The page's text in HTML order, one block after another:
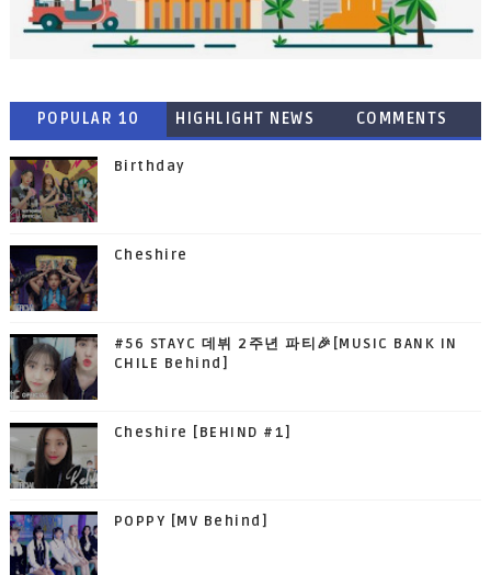
POPULAR 10 HIGHLIGHT NEWS COMMENTS
Birthday
Cheshire
#56 STAYC 데뷔 2주년 파티🎉[MUSIC BANK IN
CHILE Behind]
Cheshire [BEHIND #1]
POPPY [MV Behind]